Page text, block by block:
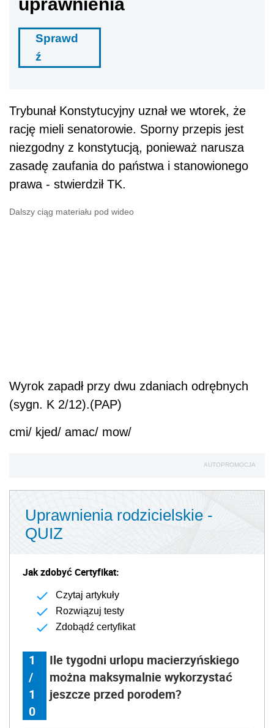
uprawnienia
Sprawd
ź
Trybunał Konstytucyjny uznał we wtorek, że
rację mieli senatorowie. Sporny przepis jest
niezgodny z konstytucją, ponieważ narusza
zasadę zaufania do państwa i stanowionego
prawa - stwierdził TK.
Dalszy ciąg materiału pod wideo
Wyrok zapadł przy dwu zdaniach odrębnych
(sygn. K 2/12).(PAP)
cmi/ kjed/ amac/ mow/
AUTOPROMOCJA
Uprawnienia rodzicielskie -
QUIZ
Jak zdobyć Certyfikat:
Czytaj artykuły
Rozwiązuj testy
Zdobądź certyfikat
1
/
1
0
Ile tygodni urlopu macierzyńskiego
można maksymalnie wykorzystać
jeszcze przed porodem?